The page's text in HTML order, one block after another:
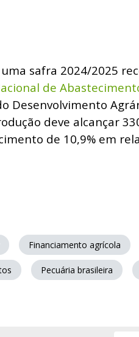
safra 2024/2025
de
Desenvolvimento
deve alcançar
de 10,9% em
Financiamento agrícola
Pecuária brasileira